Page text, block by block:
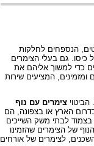
הנספחים לחלקות
כיסו. גם בעלי הצימרים
כדי למשוך אליהם את
המציעים שירות
הביטויצימרים עם נוף
הארץ או בצפונה, הם
בצמוד לבתי משק השייכים
של הצימרים שהזמינו
לצימרים של אורחים